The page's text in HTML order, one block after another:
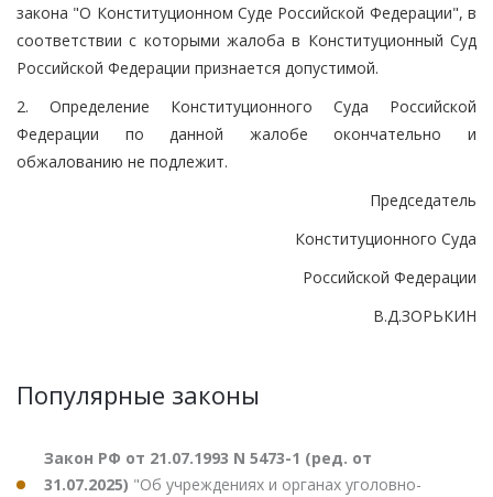
закона "О Конституционном Суде Российской Федерации", в
соответствии с которыми жалоба в Конституционный Суд
Российской Федерации признается допустимой.
2. Определение Конституционного Суда Российской
Федерации по данной жалобе окончательно и
обжалованию не подлежит.
Председатель
Конституционного Суда
Российской Федерации
В.Д.ЗОРЬКИН
Популярные законы
Закон РФ от 21.07.1993 N 5473-1 (ред. от
31.07.2025) "Об учреждениях и органах уголовно-